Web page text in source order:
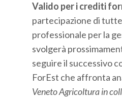
Valido per i crediti
partecipazione di
professionale per la
svolgerà
seguire il successivo
ForEst che affronta
Veneto Agricoltura in